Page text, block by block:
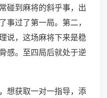
碰到麻将的斜乎事，出
事过了第一局。第二，
说，这场麻将下来是稳
感。至四局后就处于逆
想获取一对一指导，添